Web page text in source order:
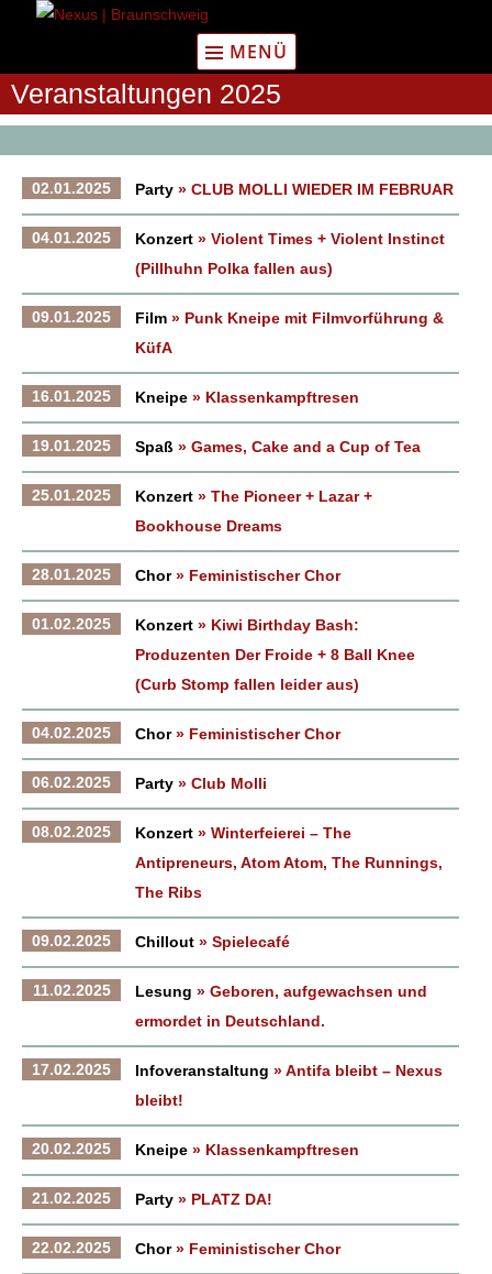
springen
MENÜ
Veranstaltungen 2025
02.01.2025 Party » CLUB MOLLI WIEDER IM FEBRUAR
04.01.2025 Konzert » Violent Times + Violent Instinct
(Pillhuhn Polka fallen aus)
09.01.2025 Film » Punk Kneipe mit Filmvorführung &
KüfA
16.01.2025 Kneipe » Klassenkampftresen
19.01.2025 Spaß » Games, Cake and a Cup of Tea
25.01.2025 Konzert » The Pioneer + Lazar +
Bookhouse Dreams
28.01.2025 Chor» Feministischer Chor
01.02.2025 Konzert » Kiwi Birthday Bash:
Produzenten Der Froide + 8 Ball Knee
(Curb Stomp fallen leider aus)
04.02.2025 Chor» Feministischer Chor
06.02.2025 Party » Club Molli
08.02.2025 Konzert » Winterfeierei – The
Antipreneurs, Atom Atom, The Runnings,
The Ribs
09.02.2025 Chillout » Spielecafé
11.02.2025 Lesung » Geboren, aufgewachsen und
ermordet in Deutschland.
17.02.2025 Infoveranstaltung » Antifa bleibt – Nexus
bleibt!
20.02.2025 Kneipe » Klassenkampftresen
21.02.2025 Party » PLATZ DA!
22.02.2025 Chor» Feministischer Chor